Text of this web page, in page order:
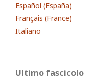
Español (España)
Français (France)
Italiano
Ultimo fascicolo